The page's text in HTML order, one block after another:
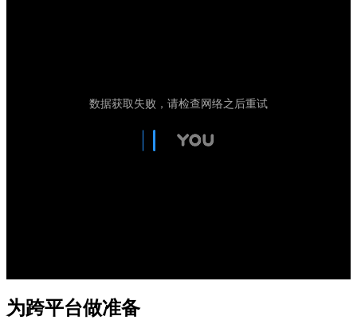
为跨平台做准备